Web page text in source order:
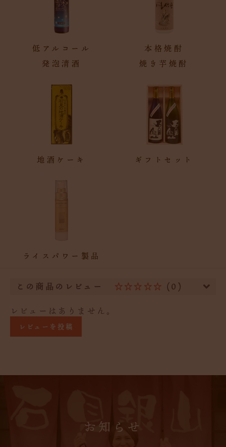
低アルコール
発泡清酒
本格焼酎
焼き芋焼酎
地酒ケーキ ギフトセット
ライスパワー製品
この商品のレビュー ☆☆☆☆☆ (0)
レビューはありません。
レビューを投稿
お知らせ